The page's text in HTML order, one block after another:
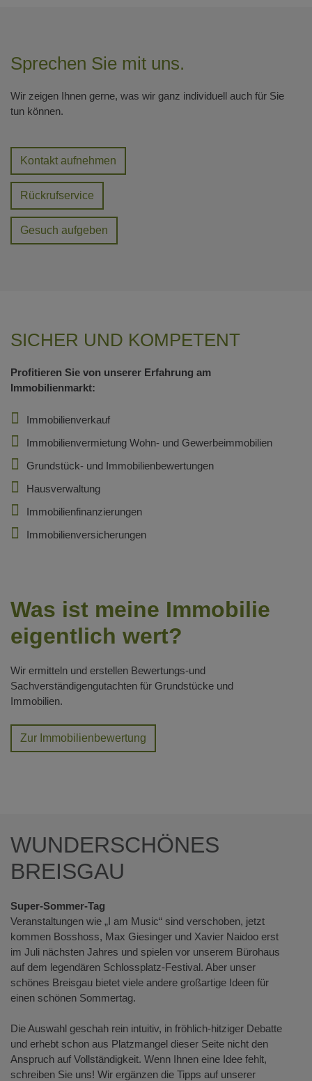
Sprechen Sie mit uns.
Wir zeigen Ihnen gerne, was wir ganz individuell auch für Sie
tun können.
Kontakt aufnehmen
Rückrufservice
Gesuch aufgeben
SICHER UND KOMPETENT
Profitieren Sie von unserer Erfahrung am
Immobilienmarkt:
Immobilienverkauf
Immobilienvermietung Wohn- und Gewerbeimmobilien
Grundstück- und Immobilienbewertungen
Hausverwaltung
Immobilienfinanzierungen
Immobilienversicherungen
Was ist meine Immobilie
eigentlich wert?
Wir ermitteln und erstellen Bewertungs-und
Sachverständigengutachten für Grundstücke und
Immobilien.
Zur Immobilienbewertung
WUNDERSCHÖNES
BREISGAU
Super-Sommer-Tag
Veranstaltungen wie „I am Music“ sind verschoben, jetzt
kommen Bosshoss, Max Giesinger und Xavier Naidoo erst
im Juli nächsten Jahres und spielen vor unserem Bürohaus
auf dem legendären Schlossplatz-Festival. Aber unser
schönes Breisgau bietet viele andere großartige Ideen für
einen schönen Sommertag.
Die Auswahl geschah rein intuitiv, in fröhlich-hitziger Debatte
und erhebt schon aus Platzmangel dieser Seite nicht den
Anspruch auf Vollständigkeit. Wenn Ihnen eine Idee fehlt,
schreiben Sie uns! Wir ergänzen die Tipps auf unserer